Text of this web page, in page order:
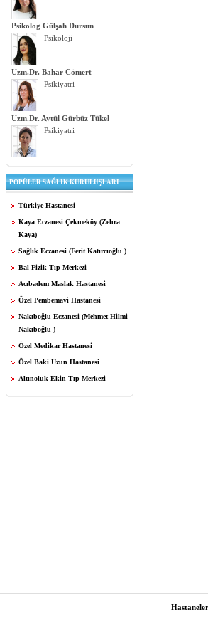
Psikolog Gülşah Dursun
Psikoloji
Uzm.Dr. Bahar Cömert
Psikiyatri
Uzm.Dr. Aytül Gürbüz Tükel
Psikiyatri
POPÜLER SAĞLIK KURULUŞLARI
Türkiye Hastanesi
Kaya Eczanesi Çekmeköy (Zehra
Kaya)
Sağlık Eczanesi (Ferit Katırcıoğlu )
Bal-Fizik Tıp Merkezi
Acıbadem Maslak Hastanesi
Özel Pembemavi Hastanesi
Nakıboğlu Eczanesi (Mehmet Hilmi
Nakıboğlu )
Özel Medikar Hastanesi
Özel Baki Uzun Hastanesi
Altınoluk Ekin Tıp Merkezi
Hastaneler